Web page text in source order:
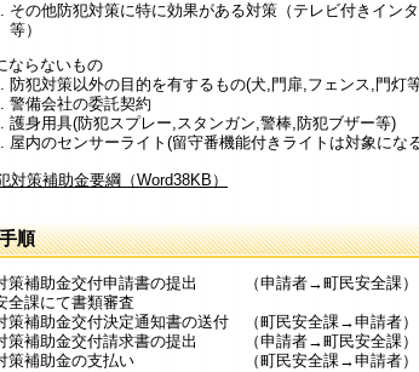
その他防犯対策に特に効果がある対策（テレビ付きイン
等）
ならないもの
防犯対策以外の目的を有するもの(犬,門扉,フェンス,門灯
警備会社の委託契約
護身用具(防犯スプレー,スタンガン,警棒,防犯ブザー等)
屋内のセンサーライト(留守番機能付きライトは対象にな
対策補助金要綱（Word38KB）
順
策補助金交付申請書の提出 （申請者→町民安全課）
全課にて書類審査
策補助金交付決定通知書の送付 （町民安全課→申請者）
策補助金交付請求書の提出 （申請者→町民安全課）
策補助金の支払い （町民安全課→申請者）